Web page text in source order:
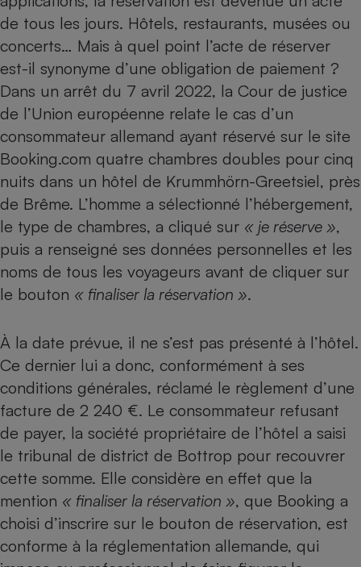
de tous les jours. Hôtels, restaurants, musées ou
concerts… Mais à quel point l’acte de réserver
est-il synonyme d’une obligation de paiement ?
Dans un arrêt du 7 avril 2022, la Cour de justice
de l’Union européenne relate le cas d’un
consommateur allemand ayant réservé sur le site
Booking.com quatre chambres doubles pour cinq
nuits dans un hôtel de Krummhörn-Greetsiel, près
de Brême. L’homme a sélectionné l’hébergement,
le type de chambres, a cliqué sur « je réserve »,
puis a renseigné ses données personnelles et les
noms de tous les voyageurs avant de cliquer sur
le bouton « finaliser la réservation ».
À la date prévue, il ne s’est pas présenté à l’hôtel.
Ce dernier lui a donc, conformément à ses
conditions générales, réclamé le règlement d’une
facture de 2 240 €. Le consommateur refusant
de payer, la société propriétaire de l’hôtel a saisi
le tribunal de district de Bottrop pour recouvrer
cette somme. Elle considère en effet que la
mention « finaliser la réservation », que Booking a
choisi d’inscrire sur le bouton de réservation, est
conforme à la réglementation allemande, qui
Complément
alimentaire
bouteille
Assurance emprunteur
Banque
Comparateur auto
Comparatif robot cuiseur
Comparatif centrale
Gros électroménager
Petit électroménager -
Lave-linge
Plaque de cuisson à
induction
Image et son
Informatique
Internet
Téléphonie
Téléphone mobile -
Smartphone
Produit d'entretien
Sécurité domestique
Matelas
Radiateur électrique
Mutuelle
Speedtest - Testez le débit de votre
connexion Internet